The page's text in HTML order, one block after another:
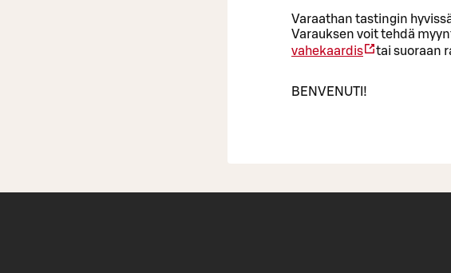
Varaathan tastingin
Varauksen voit tehdä
vahekaardis
tai suoraan
BENVENUTI!